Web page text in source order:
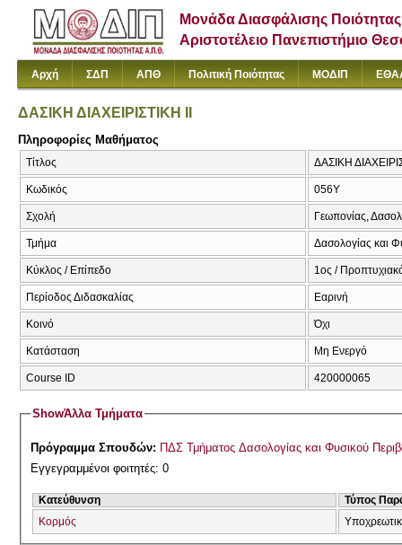
Μονάδα Διασφάλισης Ποιότητας
Αριστοτέλειο Πανεπιστήμιο
Αρχή ΣΔΠ ΑΠΘ Πολιτική Ποιότητας ΜΟΔΙΠ
ΔΑΣΙΚΗ ΔΙΑΧΕΙΡΙΣΤΙΚΗ ΙΙ
Πληροφορίες Μαθήματος
Τίτλος ΔΑΣΙΚΗ
Κωδικός 056Υ
Σχολή Γεωπονίας,
Τμήμα Δασολογίας και
Κύκλος / Επίπεδο 1ος /
Περίοδος Διδασκαλίας Εαρινή
Κοινό Όχι
Κατάσταση Μη Ενεργό
Course ID 420000065
ShowΆλλα Τμήματα
Πρόγραμμα Σπουδών: ΠΔΣ Τμήματος Δασολογίας και Φυσικού
Εγγεγραμμένοι φοιτητές: 0
Κατεύθυνση
Τύπος
Κορμός